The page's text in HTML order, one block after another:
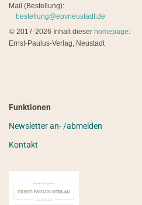
Mail (Bestellung):
bestellung@epvneustadt.de
© 2017-2026 Inhalt dieser homepage:
Ernst-Paulus-Verlag, Neustadt
Funktionen
Newsletter an- /abmelden
Kontakt